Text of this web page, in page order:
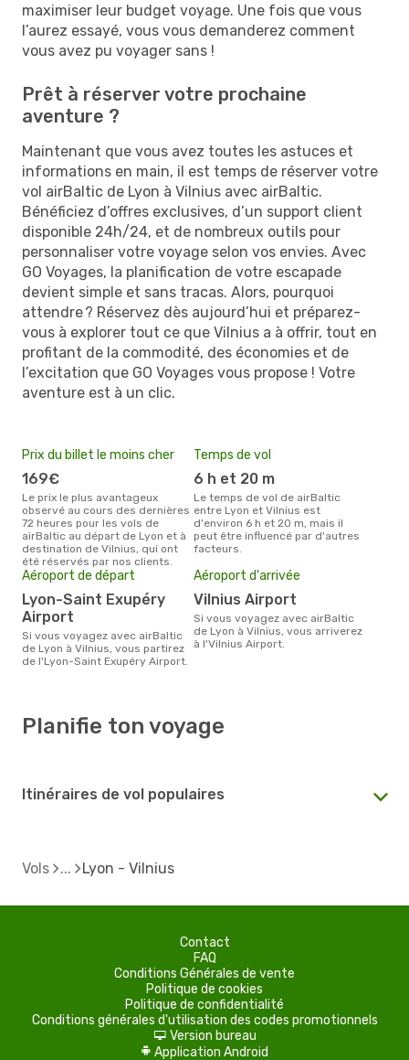
maximiser leur budget voyage. Une fois que vous
l’aurez essayé, vous vous demanderez comment
vous avez pu voyager sans !
Prêt à réserver votre prochaine
aventure ?
Maintenant que vous avez toutes les astuces et
informations en main, il est temps de réserver votre
vol airBaltic de Lyon à Vilnius avec airBaltic.
Bénéficiez d’offres exclusives, d’un support client
disponible 24h/24, et de nombreux outils pour
personnaliser votre voyage selon vos envies. Avec
GO Voyages, la planification de votre escapade
devient simple et sans tracas. Alors, pourquoi
attendre ? Réservez dès aujourd’hui et préparez-
vous à explorer tout ce que Vilnius a à offrir, tout en
profitant de la commodité, des économies et de
l’excitation que GO Voyages vous propose ! Votre
aventure est à un clic.
Prix du billet le moins cher
169€
Le prix le plus avantageux
observé au cours des dernières
72 heures pour les vols de
airBaltic au départ de Lyon et à
destination de Vilnius, qui ont
été réservés par nos clients.
Temps de vol
6 h et 20 m
Le temps de vol de airBaltic
entre Lyon et Vilnius est
d'environ 6 h et 20 m, mais il
peut être influencé par d'autres
facteurs.
Aéroport de départ
Lyon-Saint Exupéry
Airport
Si vous voyagez avec airBaltic
de Lyon à Vilnius, vous partirez
de l'Lyon-Saint Exupéry Airport.
Aéroport d'arrivée
Vilnius Airport
Si vous voyagez avec airBaltic
de Lyon à Vilnius, vous arriverez
à l'Vilnius Airport.
Planifie ton voyage
Itinéraires de vol populaires
Vols Lyon - Vilnius
Contact
FAQ
Conditions Générales de vente
Politique de cookies
Politique de confidentialité
Conditions générales d'utilisation des codes promotionnels
d Version bureau
A Application Android